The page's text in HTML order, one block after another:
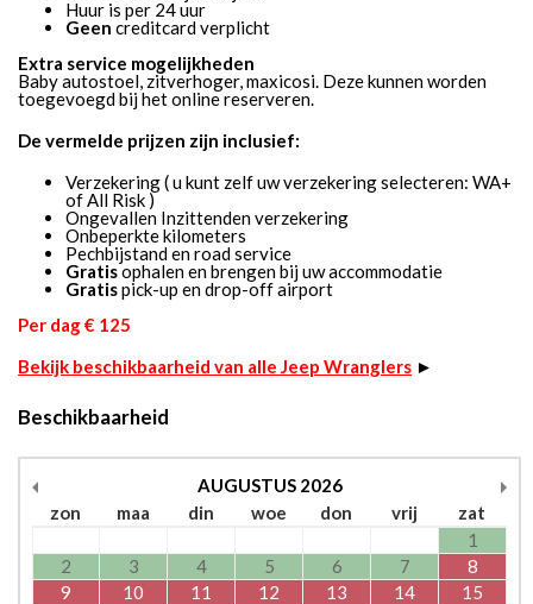
Huur is per 24 uur
Geen creditcard verplicht
Extra service mogelijkheden
Baby autostoel, zitverhoger, maxicosi. Deze kunnen worden
toegevoegd bij het online reserveren.
De vermelde prijzen zijn inclusief:
Verzekering ( u kunt zelf uw verzekering selecteren: WA+
of All Risk )
Ongevallen Inzittenden verzekering
Onbeperkte kilometers
Pechbijstand en road service
Gratisophalen en brengen bij uw accommodatie
Gratispick-up en drop-off airport
Per dag € 125
Bekijk beschikbaarheid van alle Jeep Wranglers ►
Beschikbaarheid
AUGUSTUS 2026
zon
maa din woe don vrij
zat
1
2
3 4 5 6 7
8
9
10 11 12 13 14
15